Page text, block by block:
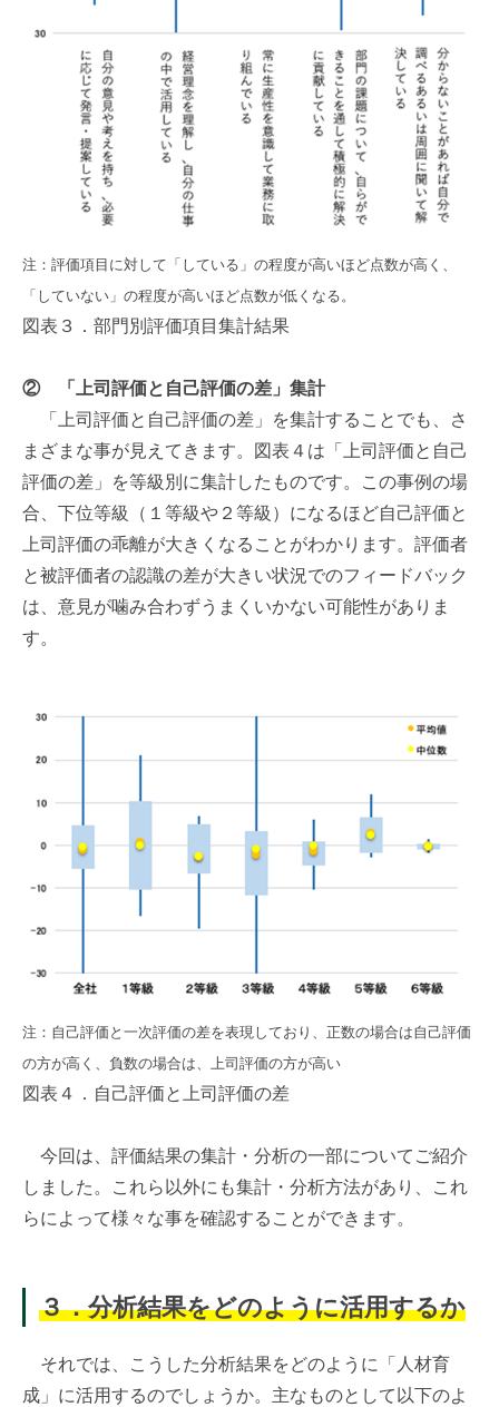
注：評価項目に対して「している」の程度が高いほど点数が高く、
「していない」の程度が高いほど点数が低くなる。
図表３．部門別評価項目集計結果
②
「上司評価と自己評価の差」集計
「上司評価と自己評価の差」を集計することでも、さ
まざまな事が見えてきます。図表４は「上司評価と自己
評価の差」を等級別に集計したものです。この事例の場
合、下位等級（１等級や２等級）になるほど自己評価と
上司評価の乖離が大きくなることがわかります。評価者
と被評価者の認識の差が大きい状況でのフィードバック
は、意見が噛み合わずうまくいかない可能性がありま
す。
注：自己評価と一次評価の差を表現しており、正数の場合は自己評価
の方が高く、負数の場合は、上司評価の方が高い
図表４．自己評価と上司評価の差
今回は、評価結果の集計・分析の一部についてご紹介
しました。これら以外にも集計・分析方法があり、これ
らによって様々な事を確認することができます。
３．分析結果をどのように活用するか
それでは、こうした分析結果をどのように「人材育
成」に活用するのでしょうか。主なものとして以下のよ